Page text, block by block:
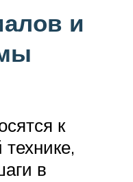
и
к
в